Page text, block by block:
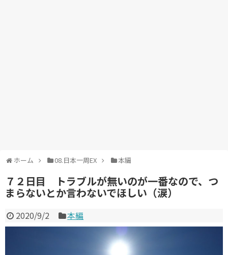
ホーム 08.日本一周EX 本編
７２日目 トラブルが無いのが一番なので、つ
まらないとか言わないでほしい（涙）
2020/9/2 本編